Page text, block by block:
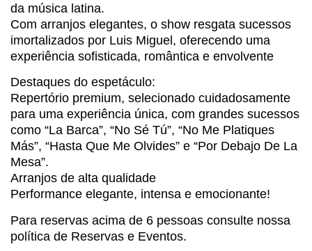
da música latina.
Com arranjos elegantes, o show resgata sucessos
imortalizados por Luis Miguel, oferecendo uma
experiência sofisticada, romântica e envolvente
Destaques do espetáculo:
Repertório premium, selecionado cuidadosamente
para uma experiência única, com grandes sucessos
como “La Barca”, “No Sé Tú”, “No Me Platiques
Más”, “Hasta Que Me Olvides” e “Por Debajo De La
Mesa”.
Arranjos de alta qualidade
Performance elegante, intensa e emocionante!
Para reservas acima de 6 pessoas consulte nossa
política de Reservas e Eventos.